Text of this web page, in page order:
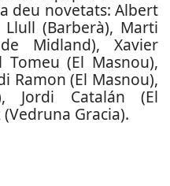
deu novetats: Albert
(Barberà), Marti
Midland), Xavier
(El Masnou),
Ramon (El Masnou),
Jordi Catalán (El
Gracia).